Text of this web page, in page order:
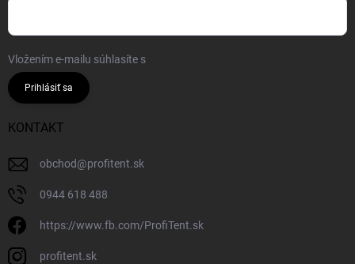
Vložením e-mailu súhlasíte s
Prihlásiť sa
KONTAKT
obchod@profitent.sk
0944 618 488
https://www.fb.com/ProfiTent.sk
profitent.sk